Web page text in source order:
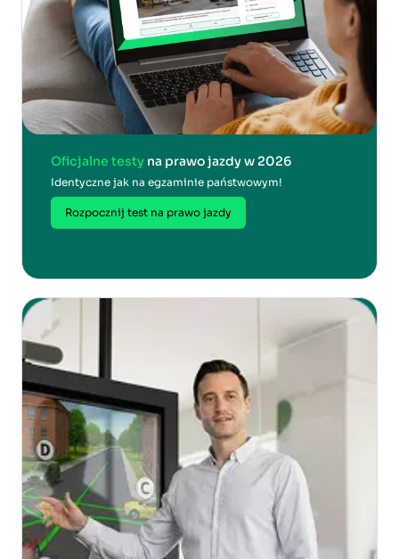
Oficjalne testy na prawo jazdy w 2026
Identyczne jak na egzaminie państwowym!
Rozpocznij test na prawo jazdy